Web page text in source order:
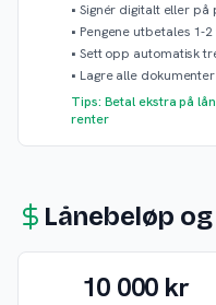
• Signér digitalt eller på
• Pengene utbetales 1-
• Sett opp automatisk
• Lagre alle dokumenter
Tips: Betal ekstra på
renter
Lånebeløp
10 000 kr